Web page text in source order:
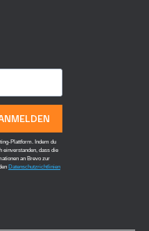
Plattform. Indem du
einverstanden, dass die
an Brevo zur
Datenschutzrichtlinien